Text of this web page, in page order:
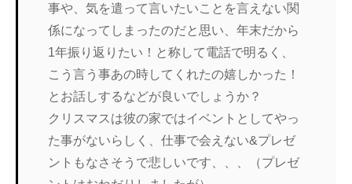
事や、気を遣って言いたいことを言えない関
係になってしまったのだと思い、年末だから
1年振り返りたい！と称して電話で明るく、
こう言う事あの時してくれたの嬉しかった！
とお話しするなどが良いでしょうか？
クリスマスは彼の家ではイベントとしてやっ
た事がないらしく、仕事で会えない&プレゼ
ントもなさそうで悲しいです、、、（プレゼ